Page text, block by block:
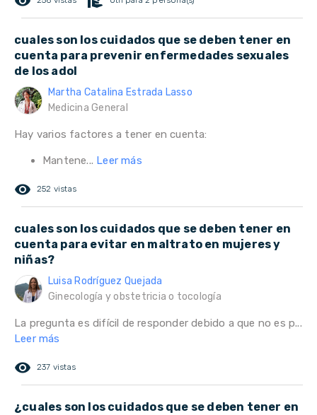
cuales son los cuidados que se deben tener en
cuenta para prevenir enfermedades sexuales
de los adol
Martha Catalina Estrada Lasso
Medicina General
Hay varios factores a tener en cuenta:
Mantene... Leer más
remove_red_eye 252 vistas
cuales son los cuidados que se deben tener en
cuenta para evitar en maltrato en mujeres y
niñas?
Luisa Rodríguez Quejada
Ginecología y obstetricia o tocología
La pregunta es difícil de responder debido a que no es p...
Leer más
remove_red_eye 237 vistas
¿cuales son los cuidados que se deben tener en